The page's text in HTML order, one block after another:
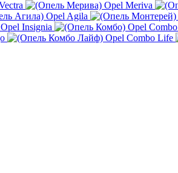
Opel Meriva
Opel Agila
Opel Insignia Opel Combo
Opel Combo Life